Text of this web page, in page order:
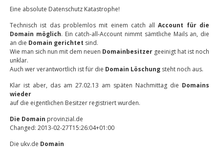
Eine absolute Datenschutz Katastrophe!
Technisch ist das problemlos mit einem catch allAccount für die
Domain möglich. Ein catch-all-Account nimmt sämtliche Mails an, die
an die Domain gerichtet sind.
Wie man sich nun mit dem neuen Domainbesitzer geeinigt hat ist noch
unklar.
Auch wer verantwortlich ist für die Domain Löschung steht noch aus.
Klar ist aber, das am 27.02.13 am späten Nachmittag die Domains
wieder
auf die eigentlichen Besitzer registriert wurden.
Die Domain provinzial.de
Changed: 2013-02-27T15:26:04+01:00
Die ukv.de Domain